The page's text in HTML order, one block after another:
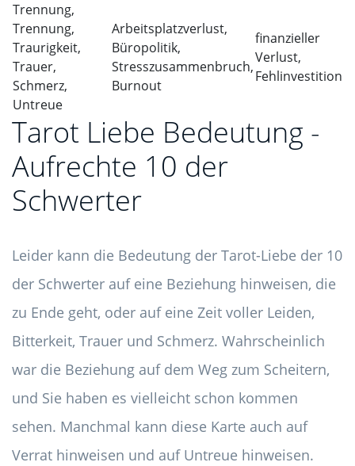
Trennung,
Trennung,
Traurigkeit,
Trauer,
Schmerz,
Untreue
Arbeitsplatzverlust,
Büropolitik,
Stresszusammenbruch,
Burnout
finanzieller
Verlust,
Fehlinvestition
Tarot Liebe Bedeutung -
Aufrechte 10 der
Schwerter
Leider kann die Bedeutung der Tarot-Liebe der 10
der Schwerter auf eine Beziehung hinweisen, die
zu Ende geht, oder auf eine Zeit voller Leiden,
Bitterkeit, Trauer und Schmerz. Wahrscheinlich
war die Beziehung auf dem Weg zum Scheitern,
und Sie haben es vielleicht schon kommen
sehen. Manchmal kann diese Karte auch auf
Verrat hinweisen und auf Untreue hinweisen.